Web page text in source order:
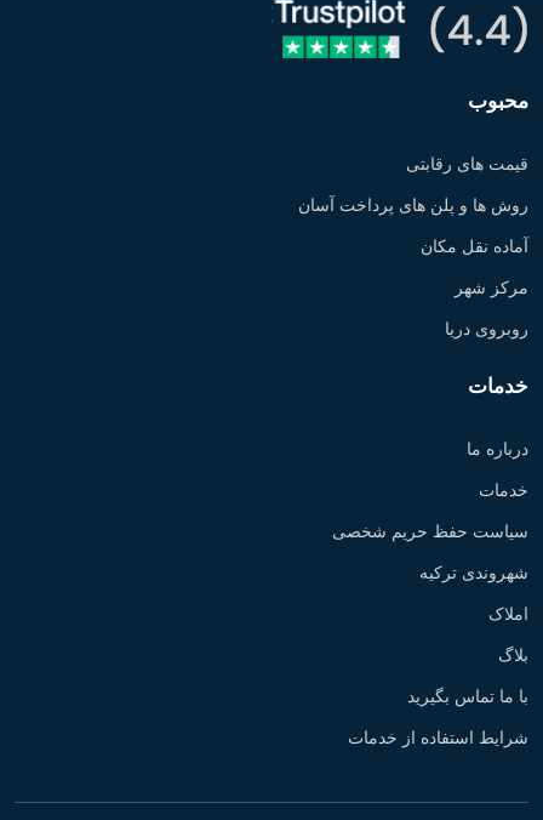
محبوب
قیمت های رقابتی
روش ها و پلن های پرداخت آسان
آماده نقل مکان
مرکز شهر
روبروی دریا
خدمات
درباره ما
خدمات
سیاست حفظ حریم شخصی
شهروندی ترکیه
املاک
بلاگ
با ما تماس بگیرید
شرایط استفاده از خدمات